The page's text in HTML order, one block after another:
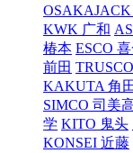
KWK 广和
椿本 ESCO
前田
KAKUTA 角田
SIMCO 司美
学 KITO 鬼头
KONSEI 近藤